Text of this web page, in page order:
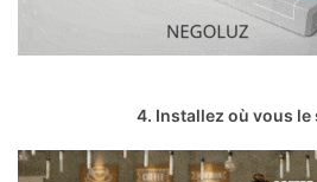
4. Installez où vous le